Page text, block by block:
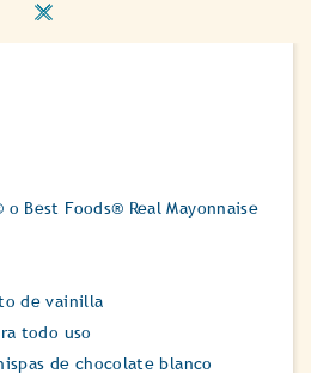
Best Foods® Real Mayonnaise
de vainilla
todo uso
de chocolate blanco